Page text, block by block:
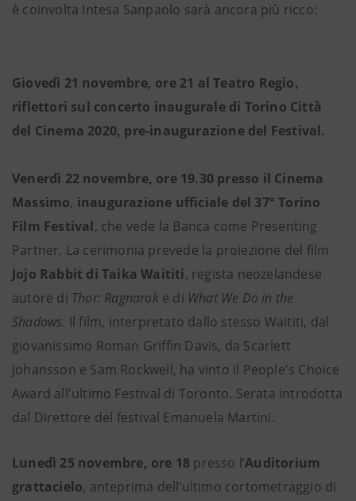
è coinvolta Intesa Sanpaolo sarà ancora più ricco:
Giovedì 21 novembre, ore 21 al Teatro Regio,
riflettori sul concerto inaugurale di Torino Città
del Cinema 2020, pre-inaugurazione del Festival.
Venerdì 22 novembre, ore 19.30 presso il Cinema
Massimo, inaugurazione ufficiale del 37° Torino
Film Festival, che vede la Banca come Presenting
Partner. La cerimonia prevede la proiezione del film
Jojo Rabbit di Taika Waititi, regista neozelandese
autore di Thor: Ragnaroke di What We Do in the
Shadows. Il film, interpretato dallo stesso Waititi, dal
giovanissimo Roman Griffin Davis, da Scarlett
Johansson e Sam Rockwell, ha vinto il People's Choice
Award all'ultimo Festival di Toronto. Serata introdotta
dal Direttore del festival Emanuela Martini.
Lunedì 25 novembre, ore 18 presso l’Auditorium
grattacielo, anteprima dell’ultimo cortometraggio di